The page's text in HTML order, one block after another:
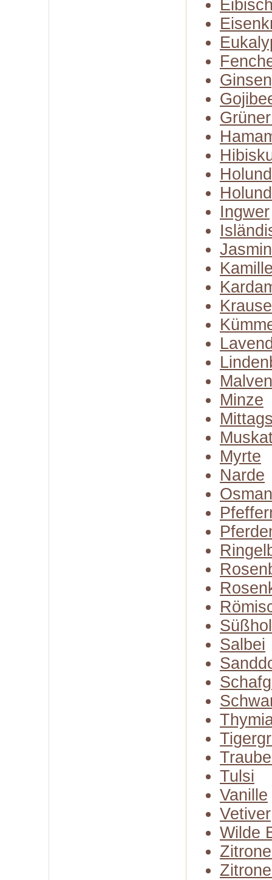
Ingwer
Minze
Myrte
Narde
Salbei
Tulsi
Vanille
Vetiver
Wilde